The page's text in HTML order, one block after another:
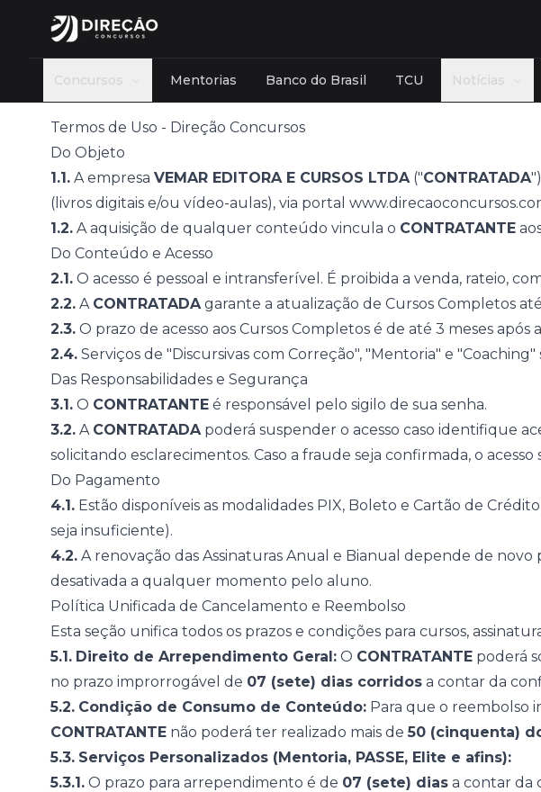
Concursos
Instituição
PF - Polícia Federal
Banco do Brasil
Ibama
TJSP
Caesb
Carreira
Bancária Controle
Educacional Financeira
Policial Tecnologia
Tribunal Ver mais
MS
SE
Mentorias Banco do Brasil TCU Notícias
Últimas notícias
Artigos
Concursos
Ver mais
Aprovados
Fale com o time comercial
Cursos
Módulos
Discursivas
Programa PASSE
Recursos e Correções
Professores
Afiliados
Termos de Uso - Direção Concursos
Do Objeto
1.1. A empresa VEMAR EDITORA E CURSOS LTDA("CONTRATADA
(livros digitais e/ou vídeo-aulas), via portal
1.2. A aquisição de qualquer conteúdo vincula o CONTRATANTE
Do Conteúdo e Acesso
2.1. O acesso é pessoal e intransferível. É proibida a venda, rateio,
2.2. A CONTRATADAgarante a atualização de Cursos Completos
2.3. O prazo de acesso aos Cursos Completos é de até 3 meses
2.4. Serviços de "Discursivas com Correção", "Mentoria" e
Das Responsabilidades e Segurança
3.1. O CONTRATANTE é responsável pelo sigilo de sua senha.
3.2. A CONTRATADApoderá suspender o acesso caso identifique
solicitando esclarecimentos. Caso a fraude seja confirmada, o
Do Pagamento
4.1. Estão disponíveis as modalidades PIX, Boleto e Cartão de
seja insuficiente).
4.2. A renovação das Assinaturas Anual e Bianual depende de
desativada a qualquer momento pelo aluno.
Política Unificada de Cancelamento e Reembolso
Esta seção unifica todos os prazos e condições para cursos,
5.1. Direito de Arrependimento Geral: O CONTRATANTE poderá
no prazo improrrogável de 07 (sete) dias corridos a contar da
5.2. Condição de Consumo de Conteúdo: Para que o reembolso
CONTRATANTE não poderá ter realizado mais de50 (cinquenta)
5.3. Serviços Personalizados (Mentoria, PASSE, Elite e afins):
5.3.1. O prazo para arrependimento é de 07 (sete) dias a contar da